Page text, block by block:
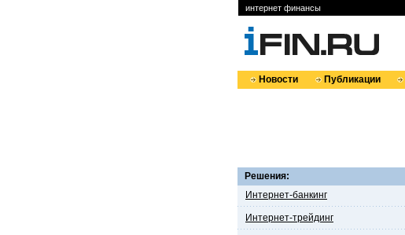
интернет финансы
Новости Публикации
Решения:
Интернет-банкинг
Интернет-трейдинг